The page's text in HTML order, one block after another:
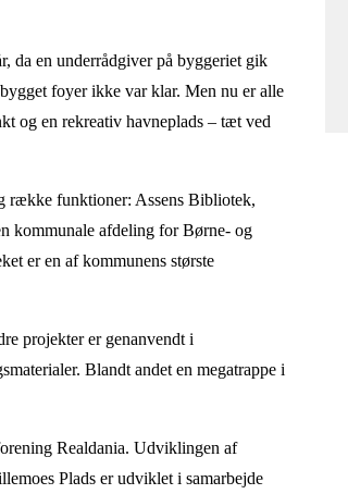
da en underrådgiver på byggeriet gik
foyer ikke var klar. Men nu er alle
og en rekreativ havneplads – tæt ved
række funktioner: Assens Bibliotek,
kommunale afdeling for Børne- og
er en af kommunens største
projekter er genanvendt i
Blandt andet en megatrappe i
Realdania. Udviklingen af
Plads er udviklet i samarbejde